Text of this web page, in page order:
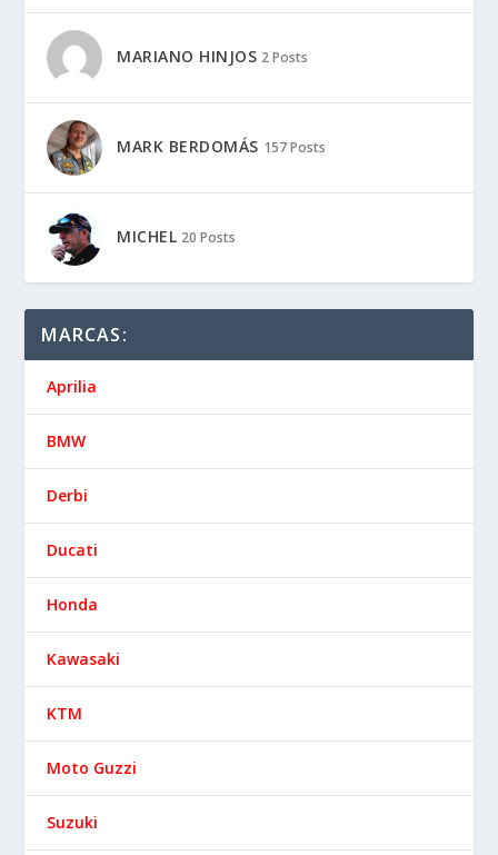
MARIANO HINJOS 2 Posts
MARK BERDOMÁS 157 Posts
MICHEL 20 Posts
MARCAS:
Aprilia
BMW
Derbi
Ducati
Honda
Kawasaki
KTM
Moto Guzzi
Suzuki